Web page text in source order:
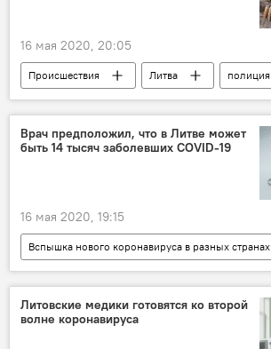
16 мая 2020, 20:05
Происшествия Литва
полиция
Вторая мировая война
бомба
Врач предположил, что в Литве может
быть 14 тысяч заболевших COVID-19
16 мая 2020, 19:15
Вспышка нового коронавируса в разных странах
Общество
Литва
коронавирус
Литовские медики готовятся ко второй
волне коронавируса